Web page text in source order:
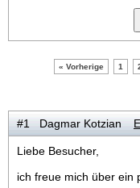
« Vorherige 1
#1 Dagmar Kotzian
Liebe Besucher,
ich freue mich über ein